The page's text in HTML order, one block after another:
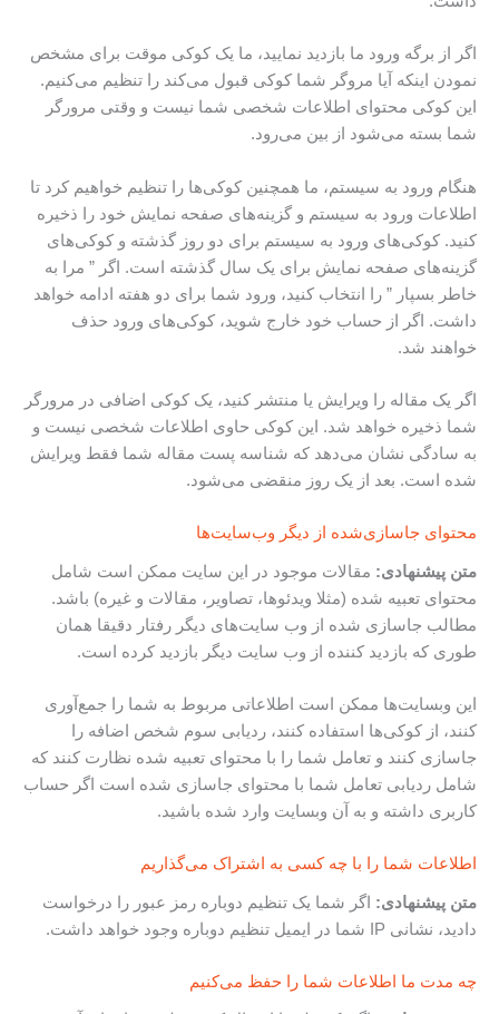
اگر از برگه ورود ما بازدید نمایید، ما یک کوکی موقت برای مشخص
نمودن اینکه آیا مروگر شما کوکی قبول می‌کند را تنظیم می‌کنیم.
این کوکی محتوای اطلاعات شخصی شما نیست و وقتی مرورگر
شما بسته می‌شود از بین می‌رود.
هنگام ورود به سیستم، ما همچنین کوکی‌ها را تنظیم خواهیم کرد تا
اطلاعات ورود به سیستم و گزینه‌های صفحه نمایش خود را ذخیره
کنید. کوکی‌های ورود به سیستم برای دو روز گذشته و کوکی‌های
گزینه‌های صفحه نمایش برای یک سال گذشته است. اگر ” مرا به
خاطر بسپار ” را انتخاب کنید، ورود شما برای دو هفته ادامه خواهد
داشت. اگر از حساب خود خارج شوید، کوکی‌های ورود حذف
خواهند شد.
اگر یک مقاله را ویرایش یا منتشر کنید، یک کوکی اضافی در مرورگر
شما ذخیره خواهد شد. این کوکی حاوی اطلاعات شخصی نیست و
به سادگی نشان می‌دهد که شناسه پست مقاله شما فقط ویرایش
شده است. بعد از یک روز منقضی می‌شود.
محتوای جاسازی‌شده از دیگر وب‌سایت‌ها
متن پیشنهادی: مقالات موجود در این سایت ممکن است شامل
محتوای تعبیه شده (مثلا ویدئوها، تصاویر، مقالات و غیره) باشد.
مطالب جاسازی شده از وب سایت‌های دیگر رفتار دقیقا همان
طوری که بازدید کننده از وب سایت دیگر بازدید کرده است.
این وبسایت‌ها ممکن است اطلاعاتی مربوط به شما را جمع‌آوری
کنند، از کوکی‌ها استفاده کنند، ردیابی سوم شخص اضافه را
جاسازی کنند و تعامل شما را با محتوای تعبیه شده نظارت کنند که
شامل ردیابی تعامل شما با محتوای جاسازی شده است اگر حساب
کاربری داشته و به آن وبسایت وارد شده باشید.
اطلاعات شما را با چه کسی به اشتراک می‌گذاریم
متن پیشنهادی: اگر شما یک تنظیم دوباره رمز عبور را درخواست
دادید، نشانی IP شما در ایمیل تنظیم دوباره وجود خواهد داشت.
چه مدت ما اطلاعات شما را حفظ می‌کنیم